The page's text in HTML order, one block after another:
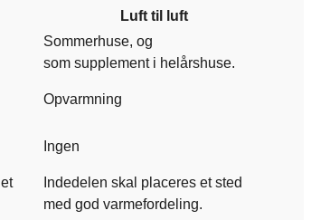
Luft til luft
Sommerhuse, og
som supplement i helårshuse.
Opvarmning
Ingen
Indedelen skal placeres et sted
med god varmefordeling.